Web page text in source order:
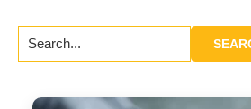
Search...